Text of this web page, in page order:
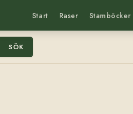
Start Raser Stamböcker
SÖK